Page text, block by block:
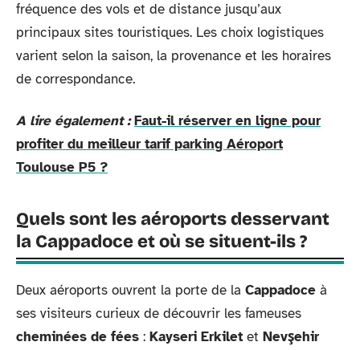
fréquence des vols et de distance jusqu’aux
principaux sites touristiques. Les choix logistiques
varient selon la saison, la provenance et les horaires
de correspondance.
A lire également : Faut-il réserver en ligne pour
profiter du meilleur tarif parking Aéroport
Toulouse P5 ?
Quels sont les aéroports desservant
la Cappadoce et où se situent-ils ?
Deux aéroports ouvrent la porte de la Cappadoce à
ses visiteurs curieux de découvrir les fameuses
cheminées de fées : Kayseri Erkilet et Nevşehir